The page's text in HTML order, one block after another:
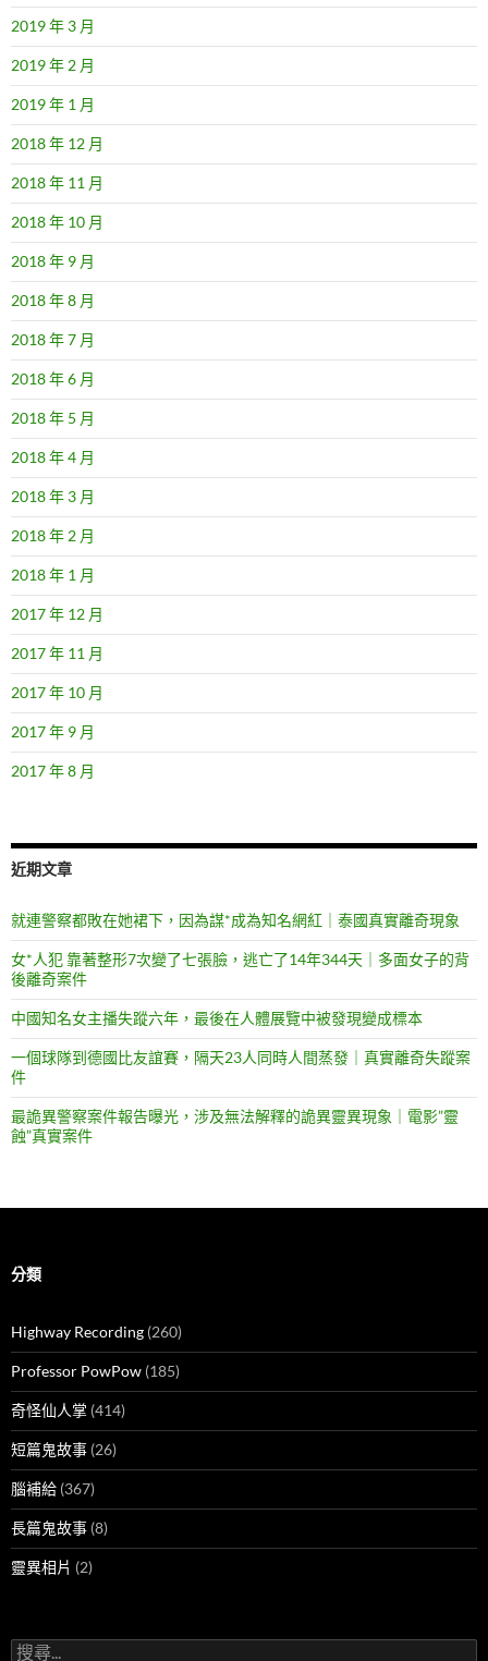
2019 年 3 月
2019 年 2 月
2019 年 1 月
2018 年 12 月
2018 年 11 月
2018 年 10 月
2018 年 9 月
2018 年 8 月
2018 年 7 月
2018 年 6 月
2018 年 5 月
2018 年 4 月
2018 年 3 月
2018 年 2 月
2018 年 1 月
2017 年 12 月
2017 年 11 月
2017 年 10 月
2017 年 9 月
2017 年 8 月
近期文章
就連警察都敗在她裙下，因為謀*成為知名網紅｜泰國真實離奇現象
女*人犯 靠著整形7次變了七張臉，逃亡了14年344天｜多面女子的背
後離奇案件
中國知名女主播失蹤六年，最後在人體展覽中被發現變成標本
一個球隊到德國比友誼賽，隔天23人同時人間蒸發｜真實離奇失蹤案
件
最詭異警察案件報告曝光，涉及無法解釋的詭異靈異現象｜電影”靈
蝕”真實案件
分類
Highway Recording (260)
Professor PowPow (185)
奇怪仙人掌 (414)
短篇鬼故事 (26)
腦補給 (367)
長篇鬼故事 (8)
靈異相片 (2)
搜